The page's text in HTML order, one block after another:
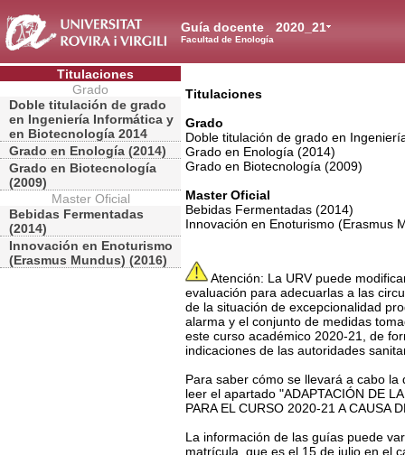
2020_21
Guía docente
Facultad de Enología
Titulaciones
Grado
Doble titulación de grado
en Ingeniería Informática y
en Biotecnología 2014
Grado en Enología (2014)
Grado en Biotecnología
(2009)
Master Oficial
Bebidas Fermentadas
(2014)
Innovación en Enoturismo
(Erasmus Mundus) (2016)
Titulaciones
Grado
Doble titulación de grado en
Grado en Enología (2014)
Grado en Biotecnología (2009)
Master Oficial
Bebidas Fermentadas (2014)
Innovación en Enoturismo (Erasmus
Atención: La URV puede
evaluación para adecuarlas a las
de la situación de excepcionalidad
alarma y el conjunto de medidas
este curso académico 2020-21, de
indicaciones de las autoridades
Para saber cómo se llevará a cabo
leer el apartado "ADAPTACIÓN DE
PARA EL CURSO 2020-21 A CAUSA
La información de las guías puede
matrícula, que es el 15 de julio en el